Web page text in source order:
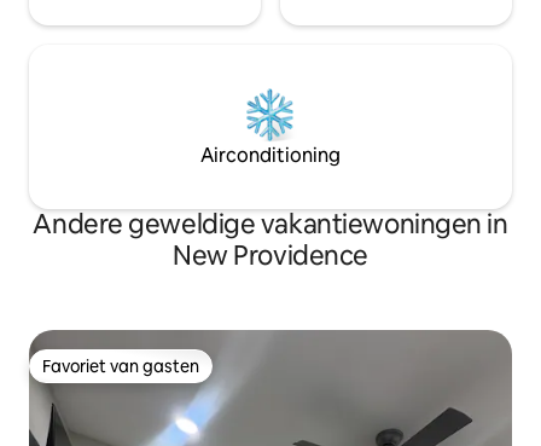
Airconditioning
Andere geweldige vakantiewoningen in
New Providence
Favoriet van gasten
Favoriet van gasten